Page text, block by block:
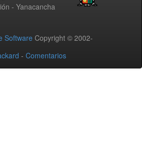
- Yanacancha
Software Copyright © 2002-
- Comentarios